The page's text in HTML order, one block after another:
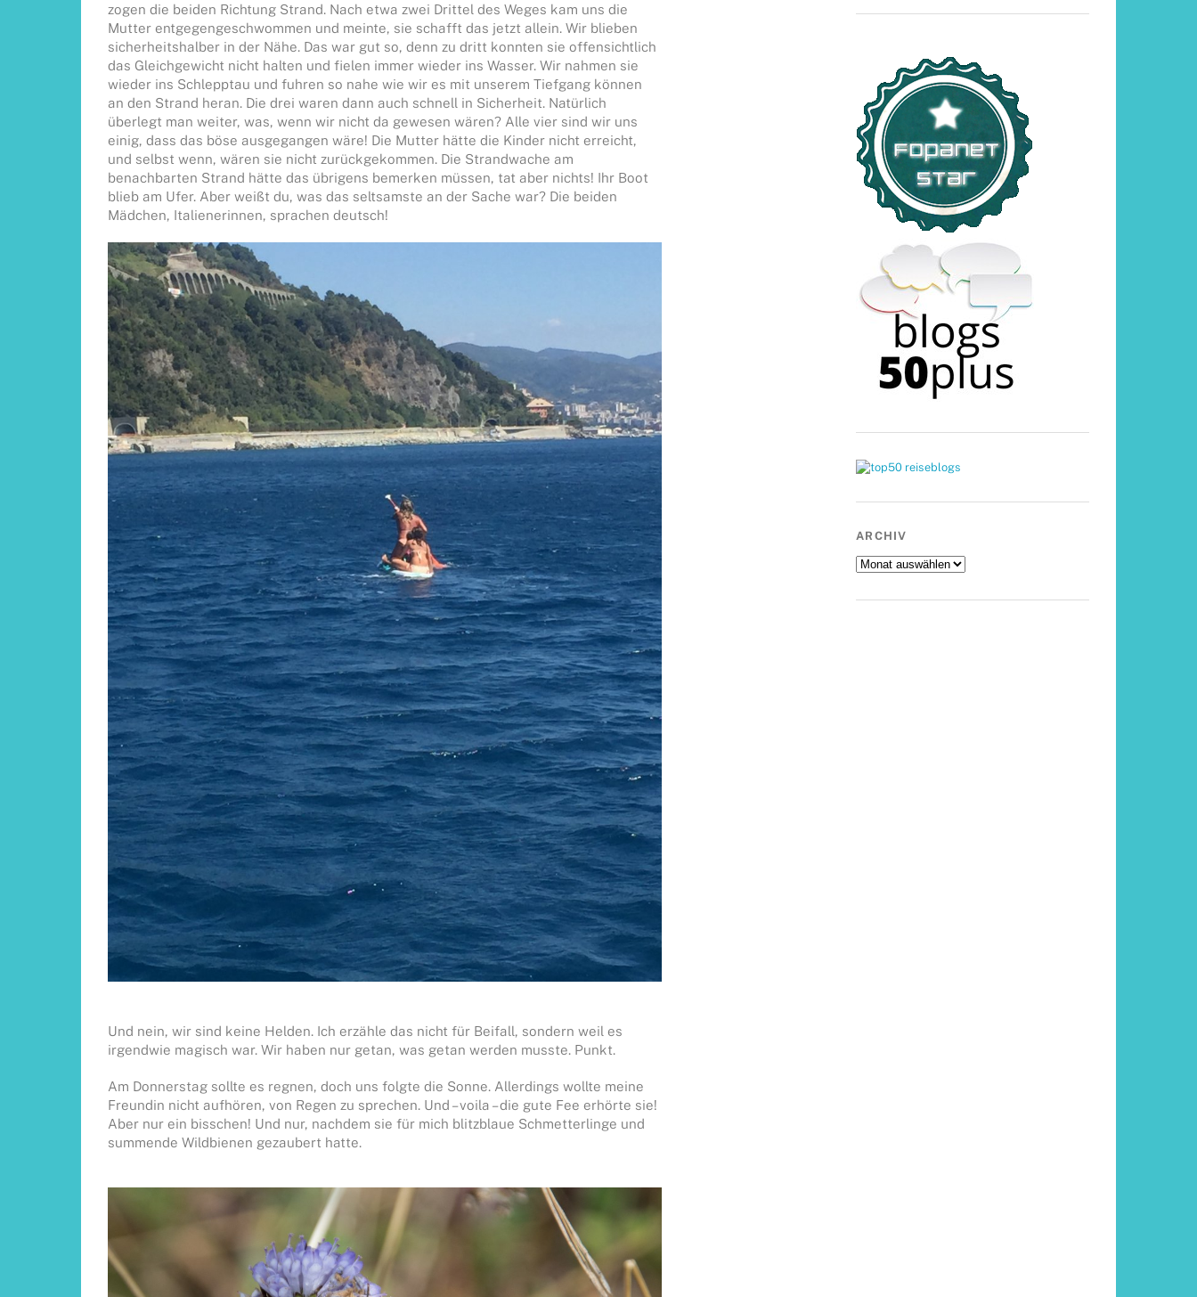
zogen die beiden Richtung Strand. Nach etwa zwei Drittel des Weges kam uns die
Mutter entgegengeschwommen und meinte, sie schafft das jetzt allein. Wir blieben
sicherheitshalber in der Nähe. Das war gut so, denn zu dritt konnten sie offensichtlich
das Gleichgewicht nicht halten und fielen immer wieder ins Wasser. Wir nahmen sie
wieder ins Schlepptau und fuhren so nahe wie wir es mit unserem Tiefgang können
an den Strand heran. Die drei waren dann auch schnell in Sicherheit. Natürlich
überlegt man weiter, was, wenn wir nicht da gewesen wären? Alle vier sind wir uns
einig, dass das böse ausgegangen wäre! Die Mutter hätte die Kinder nicht erreicht,
und selbst wenn, wären sie nicht zurückgekommen. Die Strandwache am
benachbarten Strand hätte das übrigens bemerken müssen, tat aber nichts! Ihr Boot
blieb am Ufer. Aber weißt du, was das seltsamste an der Sache war? Die beiden
Mädchen, Italienerinnen, sprachen deutsch!
Und nein, wir sind keine Helden. Ich erzähle das nicht für Beifall, sondern weil es
irgendwie magisch war. Wir haben nur getan, was getan werden musste. Punkt.
Am Donnerstag sollte es regnen, doch uns folgte die Sonne. Allerdings wollte meine
Freundin nicht aufhören, von Regen zu sprechen. Und – voila – die gute Fee erhörte sie!
Aber nur ein bisschen! Und nur, nachdem sie für mich blitzblaue Schmetterlinge und
summende Wildbienen gezaubert hatte.
ARCHIV
Archiv